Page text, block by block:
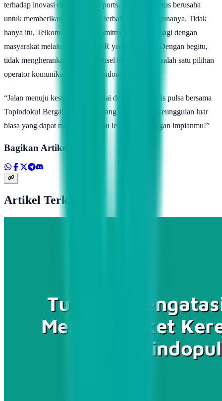
terhadap inovasi digital serta eSports, Telkomsel terus berusaha
untuk memberikan pengalaman terbaik bagi penggunanya. Tidak
hanya itu, Telkomsel juga berkomitmen untuk berbagi dengan
masyarakat melalui program CSR yang beragam. Dengan begitu,
tidak mengherankan jika Telkomsel tetap menjadi salah satu pilihan
operator komunikasi terbaik di Indonesia.
“Jalan menuju kesuksesan dimulai dengan berbisnis pulsa bersama
Topindoku! Bergabunglah sekarang dan rasakan keunggulan luar
biasa yang dapat membawa kamu lebih dekat dengan impianmu!”
Bagikan Artikel
Artikel Terkait